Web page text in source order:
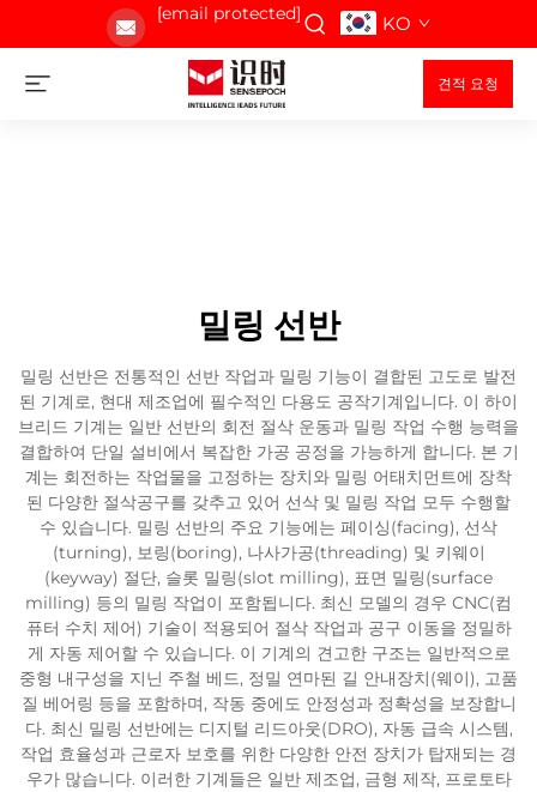
[email protected] KO
견적 요청
밀링 선반
밀링 선반은 전통적인 선반 작업과 밀링 기능이 결합된 고도로 발전
된 기계로, 현대 제조업에 필수적인 다용도 공작기계입니다. 이 하이
브리드 기계는 일반 선반의 회전 절삭 운동과 밀링 작업 수행 능력을
결합하여 단일 설비에서 복잡한 가공 공정을 가능하게 합니다. 본 기
계는 회전하는 작업물을 고정하는 장치와 밀링 어태치먼트에 장착
된 다양한 절삭공구를 갖추고 있어 선삭 및 밀링 작업 모두 수행할
수 있습니다. 밀링 선반의 주요 기능에는 페이싱(facing), 선삭
(turning), 보링(boring), 나사가공(threading) 및 키웨이
(keyway) 절단, 슬롯 밀링(slot milling), 표면 밀링(surface
milling) 등의 밀링 작업이 포함됩니다. 최신 모델의 경우 CNC(컴
퓨터 수치 제어) 기술이 적용되어 절삭 작업과 공구 이동을 정밀하
게 자동 제어할 수 있습니다. 이 기계의 견고한 구조는 일반적으로
중형 내구성을 지닌 주철 베드, 정밀 연마된 길 안내장치(웨이), 고품
질 베어링 등을 포함하며, 작동 중에도 안정성과 정확성을 보장합니
다. 최신 밀링 선반에는 디지털 리드아웃(DRO), 자동 급속 시스템,
작업 효율성과 근로자 보호를 위한 다양한 안전 장치가 탑재되는 경
우가 많습니다. 이러한 기계들은 일반 제조업, 금형 제작, 프로토타